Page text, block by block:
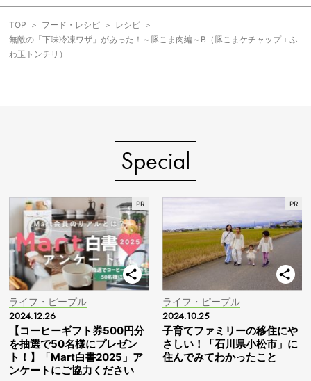
TOP フード・レシピ
レシピ
無敵の「下味冷凍ワザ」があった！～豚こま肉編～B（豚こまケチャップ＋ふ
わ玉トンチリ）
Special
ライフ・ピープル
2024.12.26
【コーヒーギフト券500円分
を抽選で50名様にプレゼン
ト！】「Mart白書2025」ア
ンケートにご協力ください
ライフ・ピープル
2024.10.25
子育てファミリーの移住にや
さしい！「石川県小松市」に
住んでみてわかったこと